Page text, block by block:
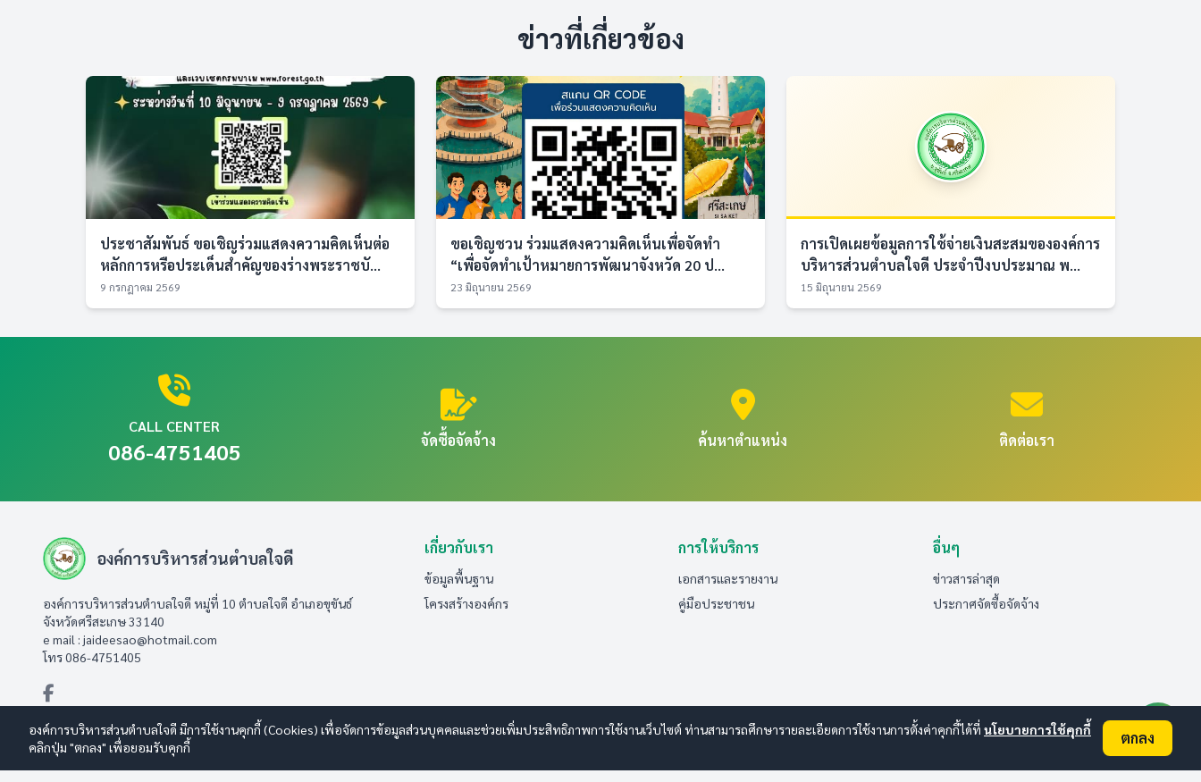
ข่าวที่เกี่ยวข้อง
ประชาสัมพันธ์ ขอเชิญร่วมแสดงความคิดเห็นต่อ
หลักการหรือประเด็นสำคัญของร่างพระราชบั...
9 กรกฎาคม 2569
ขอเชิญชวน ร่วมแสดงความคิดเห็นเพื่อจัดทำ
“เพื่อจัดทำเป้าหมายการพัฒนาจังหวัด 20 ป...
23 มิถุนายน 2569
การเปิดเผยข้อมูลการใช้จ่ายเงินสะสมขององค์การ
บริหารส่วนตำบลใจดี ประจำปีงบประมาณ พ...
15 มิถุนายน 2569
CALL CENTER
086-4751405 จัดซื้อจัดจ้าง ค้นหาตำแหน่ง ติดต่อเรา
องค์การบริหารส่วนตำบลใจดี
องค์การบริหารส่วนตำบลใจดี หมู่ที่ 10 ตำบลใจดี อำเภอขุขันธ์
จังหวัดศรีสะเกษ 33140
e mail : jaideesao@hotmail.com
โทร 086-4751405
เกี่ยวกับเรา
ข้อมูลพื้นฐาน
โครงสร้างองค์กร
การให้บริการ
เอกสารและรายงาน
คู่มือประชาชน
อื่นๆ
ข่าวสารล่าสุด
ประกาศจัดซื้อจัดจ้าง
องค์การบริหารส่วนตำบลใจดี มีการใช้งานคุกกี้ (Cookies) เพื่อจัดการข้อมูลส่วนบุคคลและช่วยเพิ่มประสิทธิภาพการใช้งานเว็บไซต์ ท่านสามารถศึกษารายละเอียดการใช้งานการตั้งค่าคุกกี้ได้ที่ นโยบายการใช้คุกกี้
คลิกปุ่ม "ตกลง" เพื่อยอมรับคุกกี้
ตกลง